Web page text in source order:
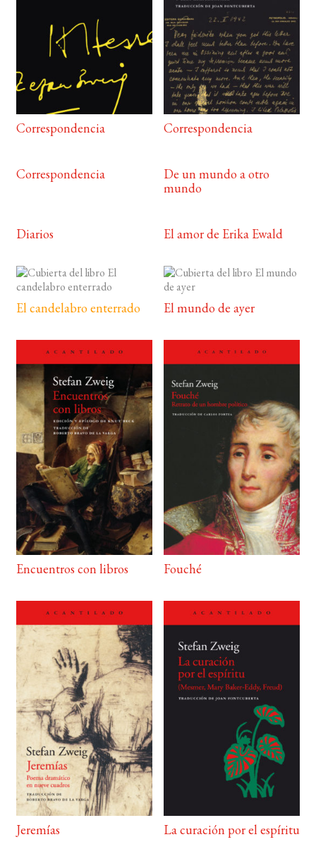
Correspondencia Correspondencia
Correspondencia
De un mundo a otro
mundo
Diarios El amor de Erika Ewald
El candelabro enterrado El mundo de ayer
Encuentros con libros Fouché
Jeremías La curación por el espíritu